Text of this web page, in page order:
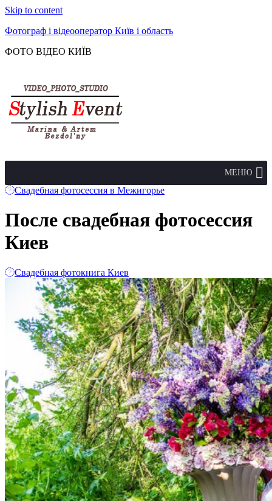
Skip to content
Фотограф і відеооператор Київ і область
ФОТО ВІДЕО КИЇВ
МЕНЮ
Свадебная фотосессия в Межигорье
После свадебная фотосессия
Киев
Свадебная фотокнига Киев